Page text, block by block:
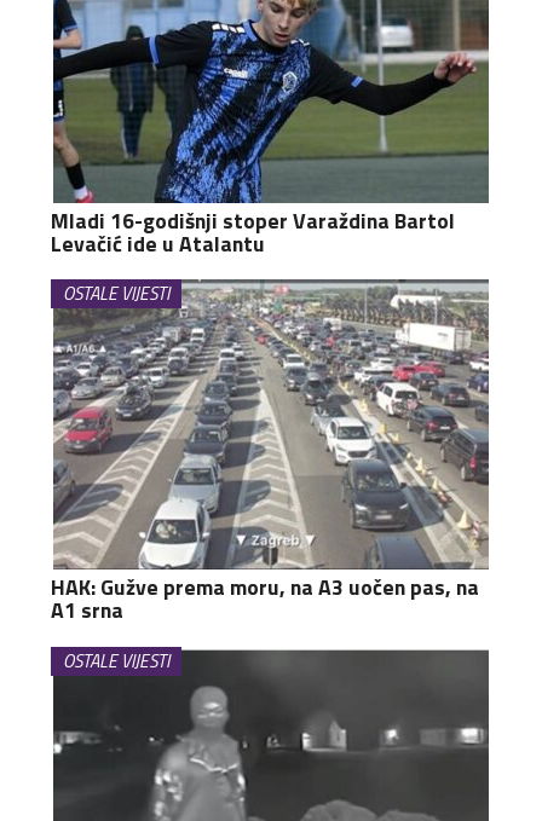
Mladi 16-godišnji stoper Varaždina Bartol
Levačić ide u Atalantu
OSTALE VIJESTI
HAK: Gužve prema moru, na A3 uočen pas, na
A1 srna
OSTALE VIJESTI